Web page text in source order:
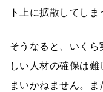
ト上に拡散してしま
そうなると、いく
しい人材の確保は
まいかねません。